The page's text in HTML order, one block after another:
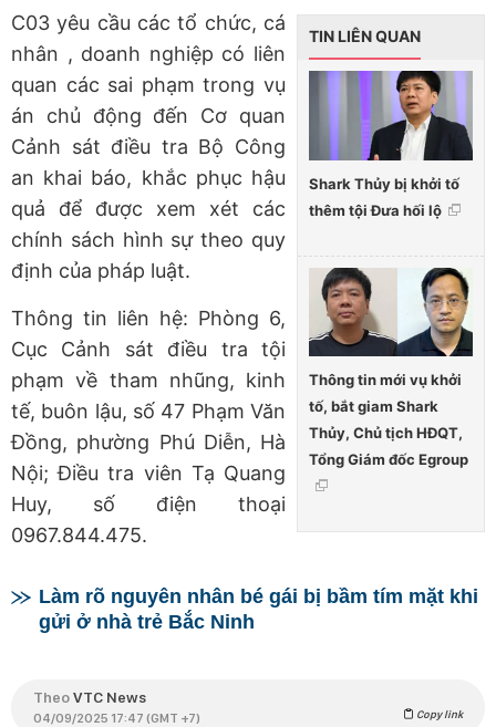
TIN LIÊN QUAN
Shark Thủy bị khởi tố
thêm tội Đưa hối lộ
Thông tin mới vụ khởi
tố, bắt giam Shark
Thủy, Chủ tịch HĐQT,
Tổng Giám đốc Egroup
C03 yêu cầu các tổ chức, cá
nhân , doanh nghiệp có liên
quan các sai phạm trong vụ
án chủ động đến Cơ quan
Cảnh sát điều tra Bộ Công
an khai báo, khắc phục hậu
quả để được xem xét các
chính sách hình sự theo quy
định của pháp luật.
Thông tin liên hệ: Phòng 6,
Cục Cảnh sát điều tra tội
phạm về tham nhũng, kinh
tế, buôn lậu, số 47 Phạm Văn
Đồng, phường Phú Diễn, Hà
Nội; Điều tra viên Tạ Quang
Huy, số điện thoại
0967.844.475.
Làm rõ nguyên nhân bé gái bị bầm tím mặt khi
gửi ở nhà trẻ Bắc Ninh
TheoVTC News
04/09/2025 17:47 (GMT +7) Copy link